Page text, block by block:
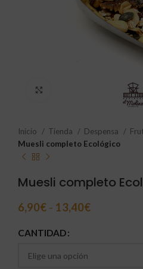
Inicio Tienda Despensa
Muesli completo Ecológico
Muesli completo
6,90€ - 13,40€
CANTIDAD